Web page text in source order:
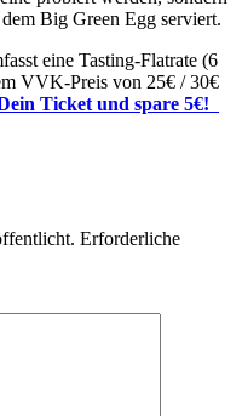
dem Big Green Egg serviert.
eine Tasting-Flatrate (6
VVK-Preis von 25€ / 30€
Ticket und spare 5€!
Erforderliche